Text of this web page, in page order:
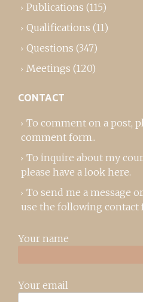
Publications (115)
Qualifications (11)
Questions (347)
Meetings (120)
CONTACT
To comment on a post,
comment form..
To inquire about my
please have a look here.
To send me a message
use the following contact
Your name
Your email